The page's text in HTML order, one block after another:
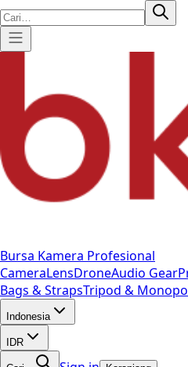
Bursa Kamera Profesional
CameraLensDroneAudio Gear
Bags & StrapsTripod &
Indonesia
IDR